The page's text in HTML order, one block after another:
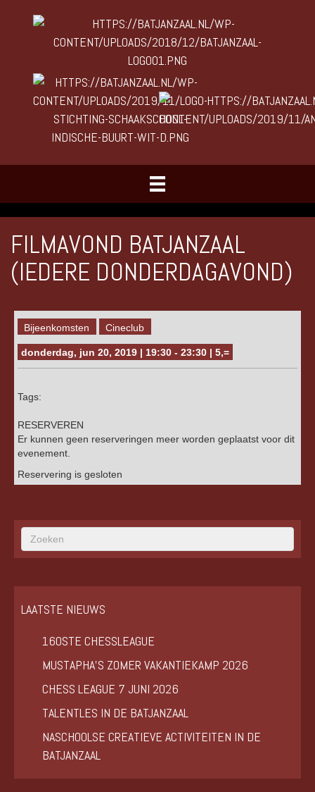
FILMAVOND BATJANZAAL
(IEDERE DONDERDAGAVOND)
Bijeenkomsten Cineclub
donderdag, jun 20, 2019 | 19:30 - 23:30 | 5,=
Tags:
RESERVEREN
Er kunnen geen reserveringen meer worden geplaatst voor dit
evenement.
Reservering is gesloten
LAATSTE NIEUWS
160STE CHESSLEAGUE
MUSTAPHA’S ZOMER VAKANTIEKAMP 2026
CHESS LEAGUE 7 JUNI 2026
TALENTLES IN DE BATJANZAAL
NASCHOOLSE CREATIEVE ACTIVITEITEN IN DE
BATJANZAAL